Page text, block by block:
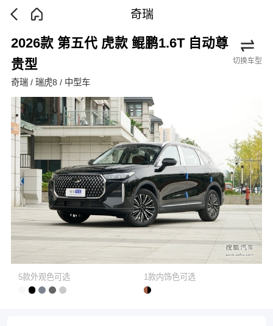
奇瑞
2026款 第五代 虎款 鲲鹏1.6T 自动尊
贵型
奇瑞 / 瑞虎8 / 中型车
切换车型
5款外观色可选 1款内饰色可选